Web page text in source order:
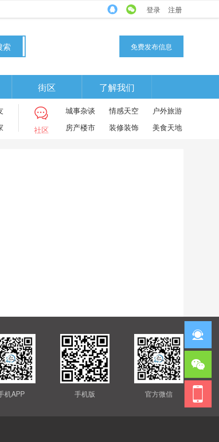
登录 注册
索 免费发布信息
街区 了解我们
社区
城事杂谈 情感天空
户外旅游
房产楼市
装修装饰 美食天地
官方微信
手机版
机APP